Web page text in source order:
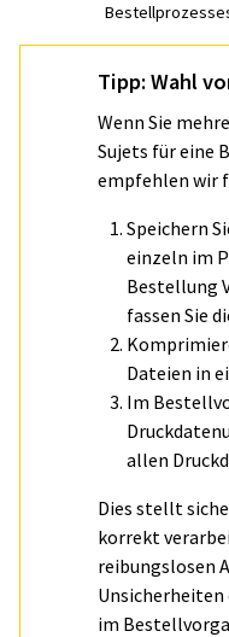
Tipp: Wahl
Wenn Sie
Sujets für eine
empfehlen wir
Speichern
einzeln im
Bestellung
fassen Sie
Dateien in
Im
allen
Dies stellt
korrekt
reibungslosen
im